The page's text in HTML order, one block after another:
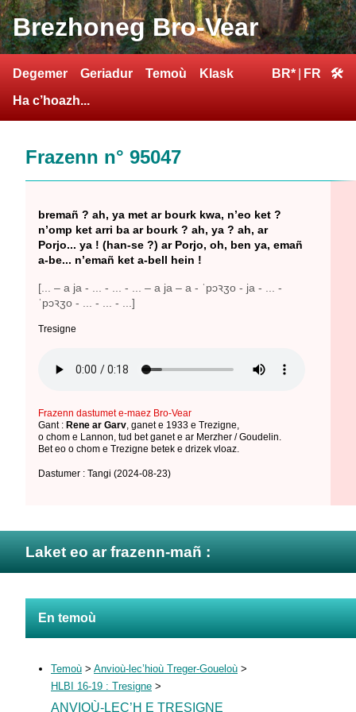
Brezhoneg Bro-Vear
Degemer Geriadur Temoù
Klask
Ha c’hoazh...
BR* FR 🛠
Frazenn n° 95047
bremañ ? ah, ya met ar bourk kwa, n’eo ket ?
n’omp ket arri ba ar bourk ? ah, ya ? ah, ar
Porjo... ya ! (han-se ?) ar Porjo, oh, ben ya, emañ
a-be... n’emañ ket a-bell hein !
[... – a ja - ... - ... - ... – a ja – a - ˈpɔꝛʒo - ja - ... -
ˈpɔꝛʒo - ... - ... - ...]
Tresigne
Frazenn dastumet e-maez Bro-Vear
Gant : Rene ar Garv ganet e 1933 e Trezigne
o chom e Lannon tud bet ganet e ar Merzher / Goudelin
Bet eo o chom e Trezigne betek e drizek vloaz.
Dastumer : Tangi (2024-08-23)
Laket eo ar frazenn-mañ :
En temoù
Temoù > Anvioù-lec’hioù Treger-Goueloù >
HLBI 16-19 : Tresigne >
ANVIOÙ-LEC’H E TRESIGNE